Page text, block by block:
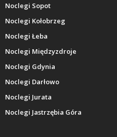
Noclegi Sopot
Noclegi Kołobrzeg
Noclegi Łeba
Noclegi Międzyzdroje
Noclegi Gdynia
Noclegi Darłowo
Noclegi Jurata
Noclegi Jastrzębia Góra